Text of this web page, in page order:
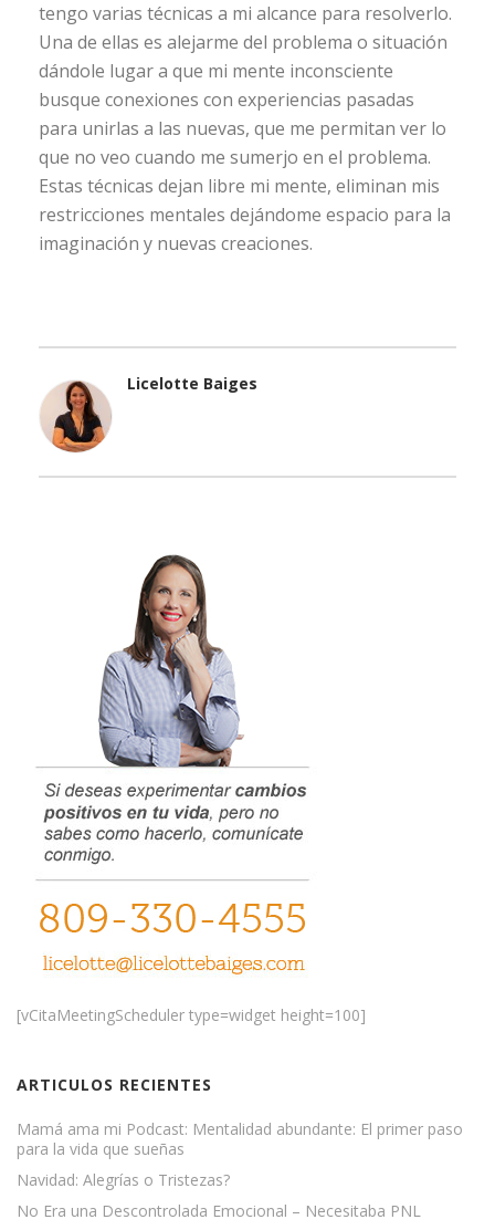
tengo varias técnicas a mi alcance para resolverlo.
Una de ellas es alejarme del problema o situación
dándole lugar a que mi mente inconsciente
busque conexiones con experiencias pasadas
para unirlas a las nuevas, que me permitan ver lo
que no veo cuando me sumerjo en el problema.
Estas técnicas dejan libre mi mente, eliminan mis
restricciones mentales dejándome espacio para la
imaginación y nuevas creaciones.
Licelotte Baiges
[vCitaMeetingScheduler type=widget height=100]
ARTICULOS RECIENTES
Mamá ama mi Podcast: Mentalidad abundante: El primer paso
para la vida que sueñas
Navidad: Alegrías o Tristezas?
No Era una Descontrolada Emocional – Necesitaba PNL